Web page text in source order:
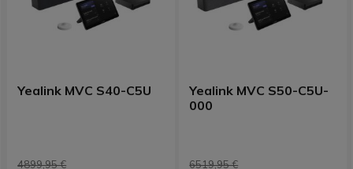
Yealink MVC S40-C5U
4899,95 €
Yealink MVC S50-C5U-
000
6519,95 €